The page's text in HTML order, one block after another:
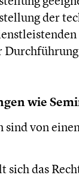
der
wie
sind von
sich das